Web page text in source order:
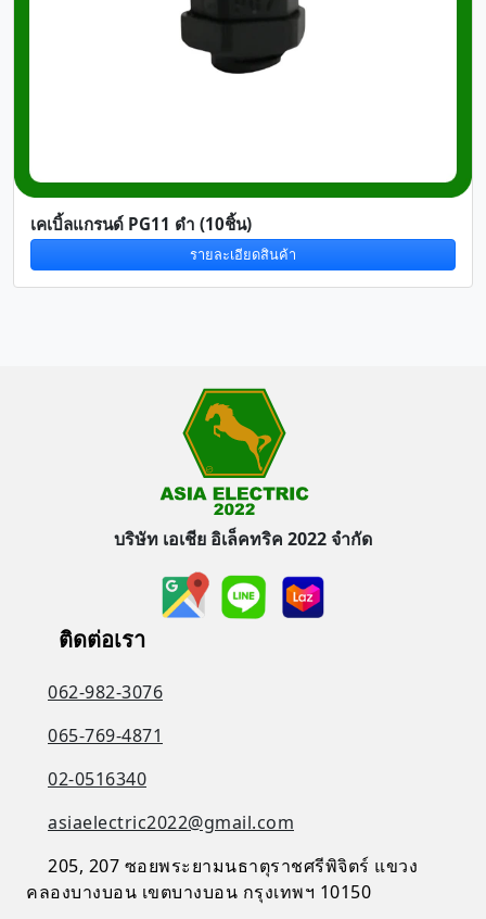
เคเบิ้ลแกรนด์ PG11 ดำ (10ชิ้น)
รายละเอียดสินค้า
บริษัท เอเชีย อิเล็คทริค 2022 จำกัด
ติดต่อเรา
062-982-3076
065-769-4871
02-0516340
asiaelectric2022@gmail.com
205, 207 ซอยพระยามนธาตุราชศรีพิจิตร์ แขวง
คลองบางบอน เขตบางบอน กรุงเทพฯ 10150